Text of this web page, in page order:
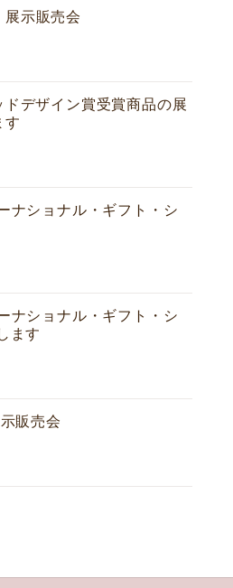
示販売会
デザイン賞受賞商品の展
す
ナショナル・ギフト・シ
ナショナル・ギフト・シ
ます
販売会